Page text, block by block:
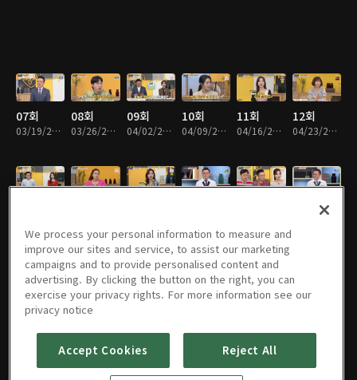
07회
03/19/2021 • 48분
08회
03/26/2021 • 47분
09회
04/02/2021 • 47분
10회
04/09/2021 • 49분
11회
04/16/2021 • 48분
12회
04/23/2021 • 48분
19회
06/11/2021 • 46분
20회 21회 22회 23회 24회
We process your personal information to measure and
improve our sites and service, to assist our marketing
campaigns and to provide personalised content and
advertising. By clicking the button on the right, you can
exercise your privacy rights. For more information see our
privacy notice
Accept Cookies Reject All